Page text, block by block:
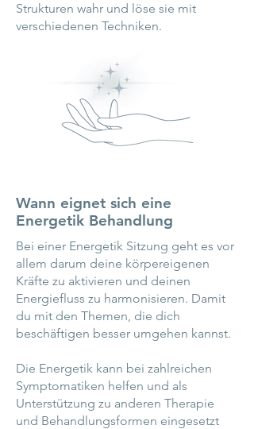
Strukturen wahr und löse sie mit
verschiedenen Techniken.
Wann eignet sich eine
Energetik Behandlung
Bei einer Energetik Sitzung geht es vor
allem darum deine körpereigenen
Kräfte zu aktivieren und deinen
Energiefluss zu harmonisieren. Damit
du mit den Themen, die dich
beschäftigen besser umgehen kannst.
Die Energetik kann bei zahlreichen
Symptomatiken helfen und als
Unterstützung zu anderen Therapie
und Behandlungsformen eingesetzt